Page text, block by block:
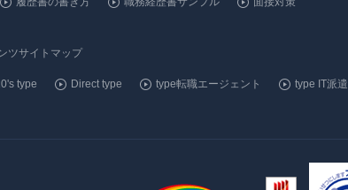
ツサイトマップ
type Direct type type転職エージェント
type IT派遣